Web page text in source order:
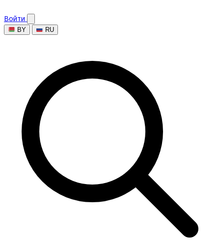
Войти
BY RU